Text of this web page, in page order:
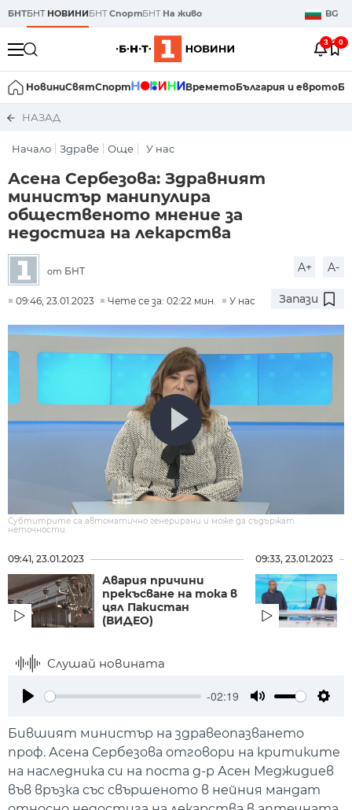
БНТБНТ НОВИНИБНТСпортБНТ На живо BG
3 0
НовиниСвятСпорт ВреметоБългария и еврото
НАЗАД
Начало Здраве Още У нас
Асена Сербезова: Здравният
министър манипулира
общественото мнение за
недостига на лекарства
от БНТ A+ A-
09:46, 23.01.2023 Чете се за: 02:22 мин. У нас Запази
Субтитрите са автоматично генерирани и може да съдържат
неточности.
09:41, 23.01.2023
Авария причини
прекъсване на тока в
цял Пакистан
(ВИДЕО)
09:33, 23.01.2023
Слушай новината
-02:19
Бившият министър на здравеопазването
проф. Асена Сербезова отговори на критиките
на наследника си на поста д-р Асен Меджидиев
във връзка със свършеното в нейния мандат